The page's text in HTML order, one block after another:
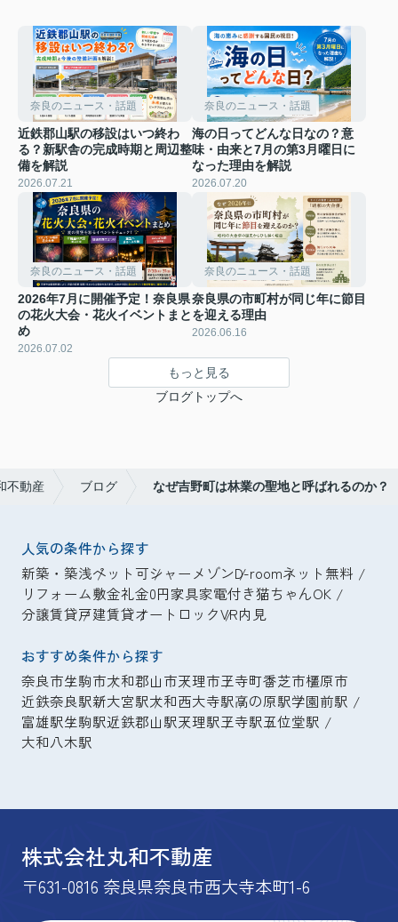
奈良のニュース・話題
近鉄郡山駅の移設はいつ終わ
る？新駅舎の完成時期と周辺整
備を解説
2026.07.21
奈良のニュース・話題
海の日ってどんな日なの？意
味・由来と7月の第3月曜日に
なった理由を解説
2026.07.20
奈良のニュース・話題
2026年7月に開催予定！奈良県
の花火大会・花火イベントまと
め
2026.07.02
奈良のニュース・話題
奈良県の市町村が同じ年に節目
を迎える理由
2026.06.16
もっと見る
ブログトップへ
不動産 ブログ なぜ吉野町は林業の聖地と呼ばれるのか？
人気の条件から探す
新築・築浅ペット可シャーメゾンD-roomネット無料
リフォーム敷金礼金0円家具家電付き猫ちゃんOK
分譲賃貸戸建賃貸オートロックVR内見
おすすめ条件から探す
奈良市生駒市大和郡山市天理市王寺町香芝市橿原市
近鉄奈良駅新大宮駅大和西大寺駅高の原駅学園前駅
富雄駅生駒駅近鉄郡山駅天理駅王寺駅五位堂駅
大和八木駅
株式会社丸和不動産
〒631-0816 奈良県奈良市西大寺本町1-6